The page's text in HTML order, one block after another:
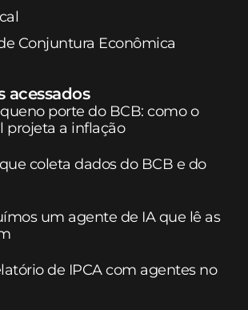
Conjuntura Econômica
acessados
porte do BCB: como o
projeta a inflação
coleta dados do BCB e do
um agente de IA que lê as
de IPCA com agentes no